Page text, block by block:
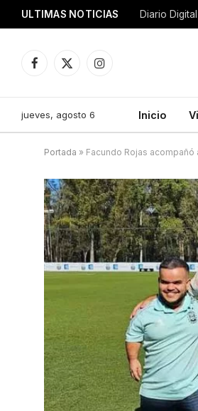
ULTIMAS NOTICIAS Diario
Facebook
X
Instagram
jueves, agosto 6 Inicio
Portada » Facundo Rojas acompañó